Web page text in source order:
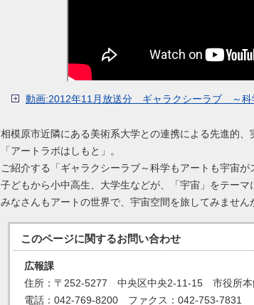
動画:2012年11月放送分 ギャラクシーラブ ～科
相模原市近隣にある美術系大学との連携による先進的
「アートラボはしもと」。
ご紹介する「ギャラクシーラブ～科学もアートも宇宙が
子どもから小中高生、大学生などが、「宇宙」をテーマ
みなさんもアートの世界で、宇宙空間を旅してみません
このページに関するお問い合わせ
広報課
住所：〒252-5277 中央区中央2-11-15 市役所本
電話：042-769-8200 ファクス：042-753-7831